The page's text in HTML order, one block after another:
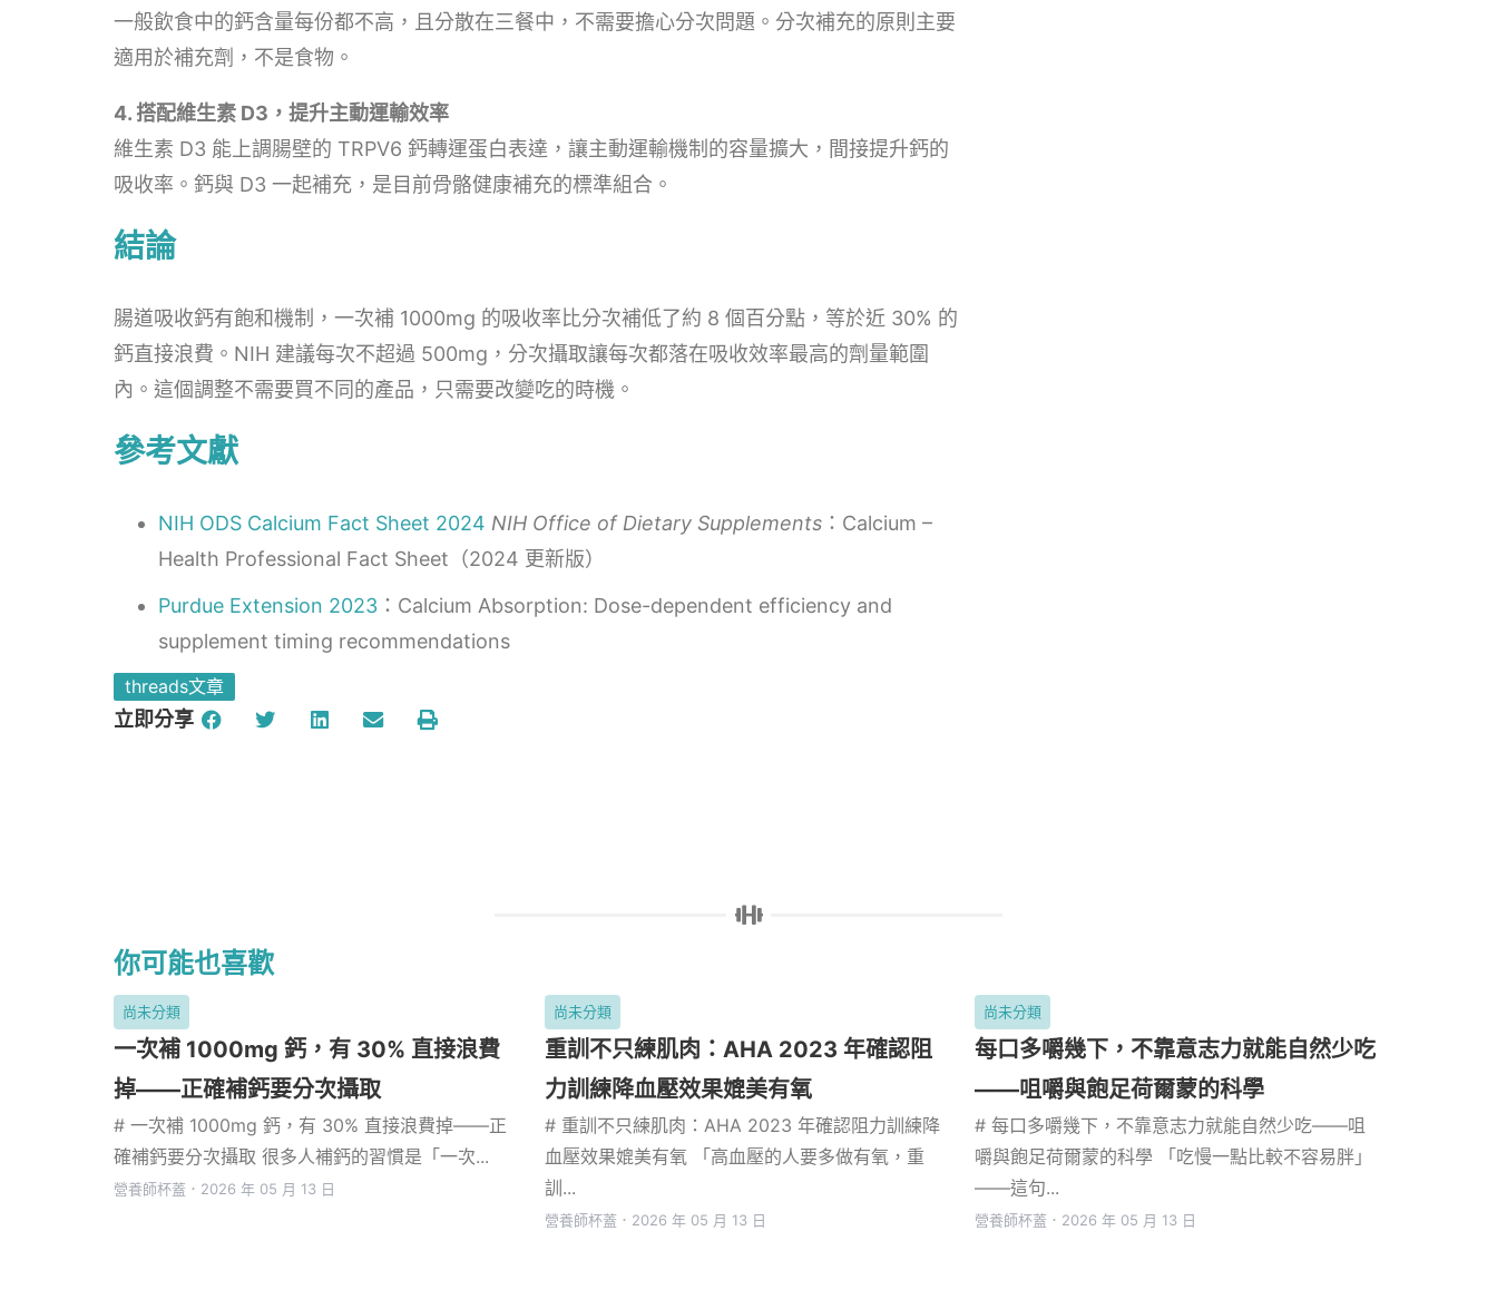
一般飲食中的鈣含量每份都不高，且分散在三餐中，不需要擔心分次問題。分次補充的原則主要
適用於補充劑，不是食物。
4. 搭配維生素 D3，提升主動運輸效率
維生素 D3 能上調腸壁的 TRPV6 鈣轉運蛋白表達，讓主動運輸機制的容量擴大，間接提升鈣的
吸收率。鈣與 D3 一起補充，是目前骨骼健康補充的標準組合。
結論
腸道吸收鈣有飽和機制，一次補 1000mg 的吸收率比分次補低了約 8 個百分點，等於近 30% 的
鈣直接浪費。NIH 建議每次不超過 500mg，分次攝取讓每次都落在吸收效率最高的劑量範圍
內。這個調整不需要買不同的產品，只需要改變吃的時機。
參考文獻
NIH ODS Calcium Fact Sheet 2024 NIH Office of Dietary Supplements ：Calcium –
Health Professional Fact Sheet（2024 更新版）
Purdue Extension 2023 ：Calcium Absorption: Dose-dependent efficiency and
supplement timing recommendations
threads文章
立即分享
你可能也喜歡
尚未分類
一次補 1000mg 鈣，有 30% 直接浪費
掉——正確補鈣要分次攝取
# 一次補 1000mg 鈣，有 30% 直接浪費掉——正
確補鈣要分次攝取 很多人補鈣的習慣是「一次...
營養師杯蓋 ． 2026 年 05 月 13 日
尚未分類
重訓不只練肌肉：AHA 2023 年確認阻
力訓練降血壓效果媲美有氧
# 重訓不只練肌肉：AHA 2023 年確認阻力訓練降
血壓效果媲美有氧 「高血壓的人要多做有氧，重
訓...
營養師杯蓋 ． 2026 年 05 月 13 日
尚未分類
每口多嚼幾下，不靠意志力就能自然少吃
——咀嚼與飽足荷爾蒙的科學
# 每口多嚼幾下，不靠意志力就能自然少吃——咀
嚼與飽足荷爾蒙的科學 「吃慢一點比較不容易胖」
——這句...
營養師杯蓋 ． 2026 年 05 月 13 日